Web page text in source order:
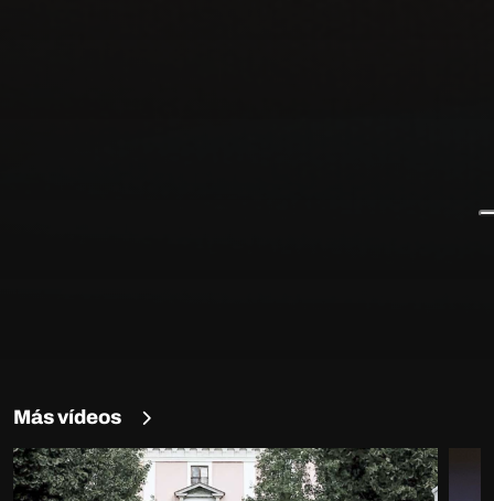
Más vídeos